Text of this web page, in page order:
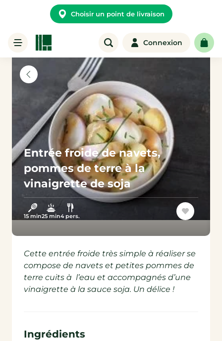
Choisir un point de livraison
Connexion
Entrée froide de navets,
pommes de terre à la
vinaigrette de soja
15 min25 min4 pers.
Cette entrée froide très simple à réaliser se
compose de navets et petites pommes de
terre cuits à l’eau et accompagnés d’une
vinaigrette à la sauce soja. Un délice !
Ingrédients